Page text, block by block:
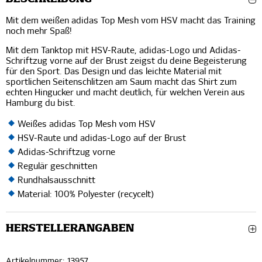
Mit dem weißen adidas Top Mesh vom HSV macht das Training
noch mehr Spaß!
Mit dem Tanktop mit HSV-Raute, adidas-Logo und Adidas-
Schriftzug vorne auf der Brust zeigst du deine Begeisterung
für den Sport. Das Design und das leichte Material mit
sportlichen Seitenschlitzen am Saum macht das Shirt zum
echten Hingucker und macht deutlich, für welchen Verein aus
Hamburg du bist.
Weißes adidas Top Mesh vom HSV
HSV-Raute und adidas-Logo auf der Brust
Adidas-Schriftzug vorne
Regulär geschnitten
Rundhalsausschnitt
Material: 100% Polyester (recycelt)
HERSTELLERANGABEN